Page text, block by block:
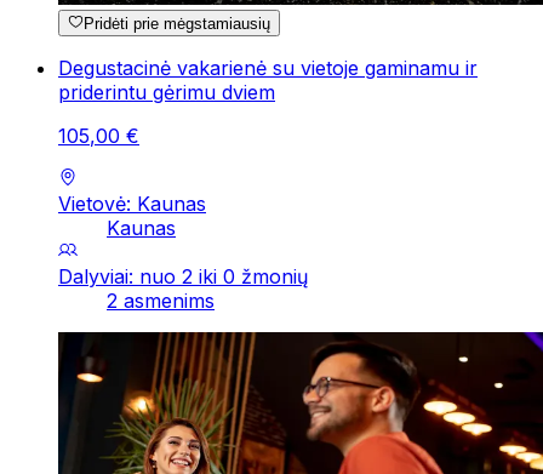
Pridėti prie mėgstamiausių
Degustacinė vakarienė su vietoje gaminamu ir
priderintu gėrimu dviem
105,00 €
Vietovė: Kaunas
Kaunas
Dalyviai: nuo 2 iki 0 žmonių
2 asmenims